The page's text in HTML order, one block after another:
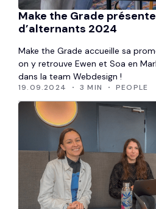
Make the Grade
d’alternants 2024
Make the Grade accueille sa
on y retrouve Ewen et Soa en
dans la team Webdesign !
19.09.2024 3 MIN PEOPLE